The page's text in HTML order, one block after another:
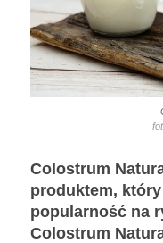
Colostrum
produktem,
popularność na
Colostrum